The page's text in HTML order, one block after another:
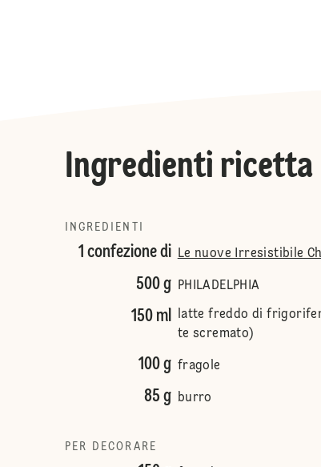
Ingredienti ricetta
INGREDIENTI
1 confezione di Le nuove Irresistibile
500 g PHILADELPHIA
150 ml
latte freddo di
te scremato)
100 g fragole
85 g burro
PER DECORARE